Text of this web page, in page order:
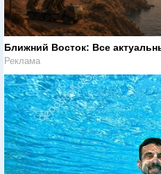
Ближний Восток: Все
Реклама